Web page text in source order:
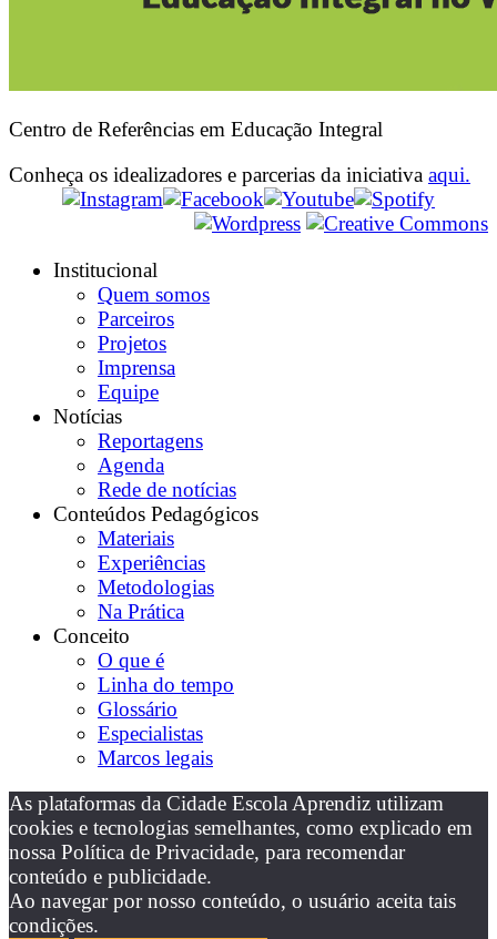
Centro de Referências em Educação Integral
Conheça os idealizadores e parcerias da iniciativa aqui.
Institucional
Quem somos
Parceiros
Projetos
Imprensa
Equipe
Notícias
Reportagens
Agenda
Rede de notícias
Conteúdos Pedagógicos
Materiais
Experiências
Metodologias
Na Prática
Conceito
O que é
Linha do tempo
Glossário
Especialistas
Marcos legais
As plataformas da Cidade Escola Aprendiz utilizam
cookies e tecnologias semelhantes, como explicado em
nossa Política de Privacidade, para recomendar
conteúdo e publicidade.
Ao navegar por nosso conteúdo, o usuário aceita tais
condições.